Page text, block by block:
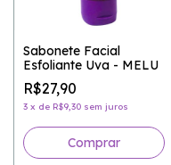
Sabonete Facial
Esfoliante Uva - MELU
R$27,90
3 x de R$9,30 sem juros